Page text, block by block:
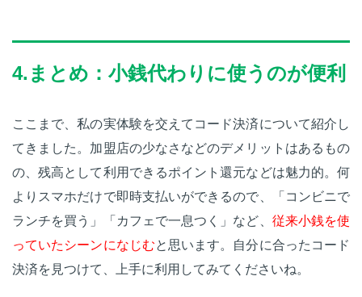
4.まとめ：小銭代わりに使うのが便利
ここまで、私の実体験を交えてコード決済について紹介し
てきました。加盟店の少なさなどのデメリットはあるもの
の、残高として利用できるポイント還元などは魅力的。何
よりスマホだけで即時支払いができるので、「コンビニで
ランチを買う」「カフェで一息つく」など、 従来小銭を使
っていたシーンになじむと思います。自分に合ったコード
決済を見つけて、上手に利用してみてくださいね。